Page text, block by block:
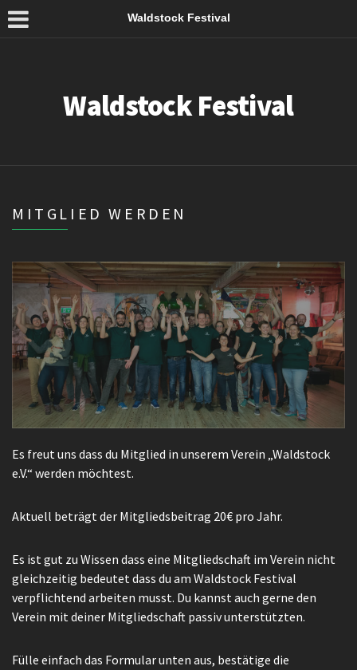
Waldstock Festival
Waldstock Festival
MITGLIED WERDEN
Es freut uns dass du Mitglied in unserem Verein „Waldstock
e.V.“ werden möchtest.
Aktuell beträgt der Mitgliedsbeitrag 20€ pro Jahr.
Es ist gut zu Wissen dass eine Mitgliedschaft im Verein nicht
gleichzeitig bedeutet dass du am Waldstock Festival
verpflichtend arbeiten musst. Du kannst auch gerne den
Verein mit deiner Mitgliedschaft passiv unterstützten.
Fülle einfach das Formular unten aus, bestätige die